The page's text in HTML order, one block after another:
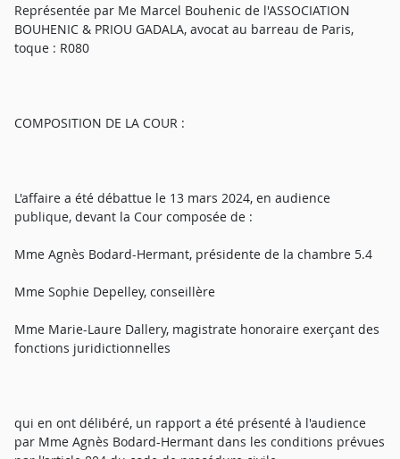
Représentée par Me Marcel Bouhenic de l'ASSOCIATION
BOUHENIC & PRIOU GADALA, avocat au barreau de Paris,
toque : R080
COMPOSITION DE LA COUR :
L'affaire a été débattue le 13 mars 2024, en audience
publique, devant la Cour composée de :
Mme Agnès Bodard-Hermant, présidente de la chambre 5.4
Mme Sophie Depelley, conseillère
Mme Marie-Laure Dallery, magistrate honoraire exerçant des
fonctions juridictionnelles
qui en ont délibéré, un rapport a été présenté à l'audience
par Mme Agnès Bodard-Hermant dans les conditions prévues